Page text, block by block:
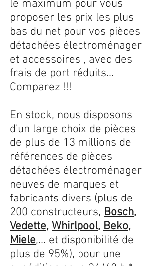
le maximum pour vous
proposer les prix les plus
bas du net pour vos pièces
détachées électroménager
et accessoires , avec des
frais de port réduits...
Comparez !!!
En stock, nous disposons
d'un large choix de pièces
de plus de 13 millions de
références de pièces
détachées électroménager
neuves de marques et
fabricants divers (plus de
200 constructeurs, Bosch,
Vedette, Whirlpool, Beko,
Miele,... et disponibilité de
plus de 95%), pour une